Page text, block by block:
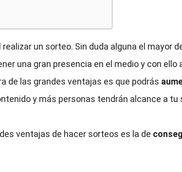
un sorteo. Sin duda alguna el mayor
una gran presencia en el medio y con ello
de las grandes ventajas es que podrás
y más personas tendrán alcance a tu
ventajas de hacer sorteos es la de